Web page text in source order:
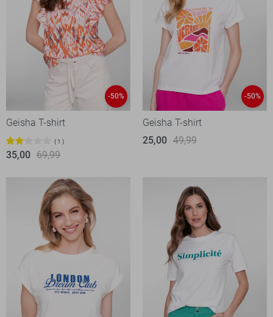
-50%
Geisha T-shirt
1
35,00 69,99
-50%
Geisha T-shirt
25,00 49,99